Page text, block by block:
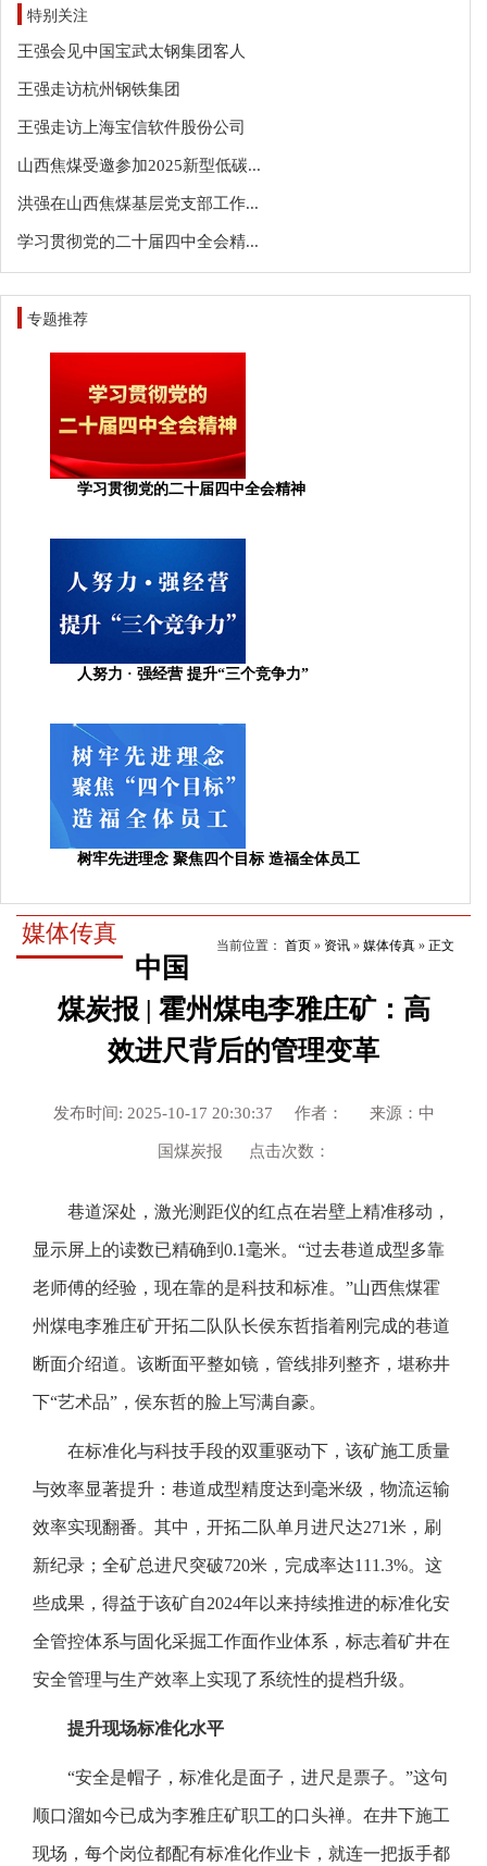
特别关注
王强会见中国宝武太钢集团客人
王强走访杭州钢铁集团
王强走访上海宝信软件股份公司
山西焦煤受邀参加2025新型低碳...
洪强在山西焦煤基层党支部工作...
学习贯彻党的二十届四中全会精...
专题推荐
学习贯彻党的二十届四中全会精神
人努力 · 强经营 提升“三个竞争力”
树牢先进理念 聚焦四个目标 造福全体员工
媒体传真 当前位置： 首页 » 资讯 » 媒体传真 » 正文
中国
煤炭报 | 霍州煤电李雅庄矿：高
效进尺背后的管理变革
发布时间: 2025-10-17 20:30:37 作者： 来源：中
国煤炭报 点击次数：
巷道深处，激光测距仪的红点在岩壁上精准移动，
显示屏上的读数已精确到0.1毫米。“过去巷道成型多靠
老师傅的经验，现在靠的是科技和标准。”山西焦煤霍
州煤电李雅庄矿开拓二队队长侯东哲指着刚完成的巷道
断面介绍道。该断面平整如镜，管线排列整齐，堪称井
下“艺术品”，侯东哲的脸上写满自豪。
在标准化与科技手段的双重驱动下，该矿施工质量
与效率显著提升：巷道成型精度达到毫米级，物流运输
效率实现翻番。其中，开拓二队单月进尺达271米，刷
新纪录；全矿总进尺突破720米，完成率达111.3%。这
些成果，得益于该矿自2024年以来持续推进的标准化安
全管控体系与固化采掘工作面作业体系，标志着矿井在
安全管理与生产效率上实现了系统性的提档升级。
提升现场标准化水平
“安全是帽子，标准化是面子，进尺是票子。”这句
顺口溜如今已成为李雅庄矿职工的口头禅。在井下施工
现场，每个岗位都配有标准化作业卡，就连一把扳手都